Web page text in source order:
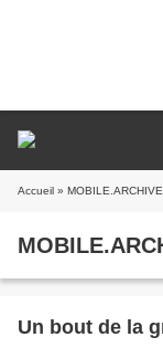
Accueil »
Un bout de la